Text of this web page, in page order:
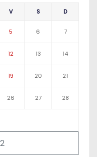
V S D
5 6 7
12 13 14
19 20 21
26 27 28